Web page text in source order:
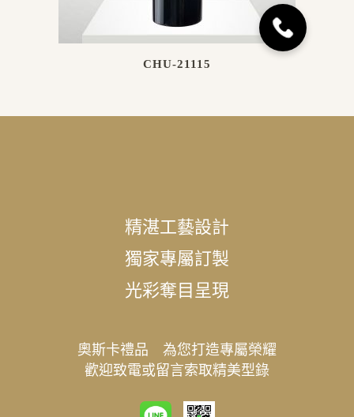
CHU-21115
精湛工藝設計
獨家專屬訂製
光彩奪目呈現
奧斯卡禮品 為您打造專屬榮耀
歡迎致電或留言索取精美型錄